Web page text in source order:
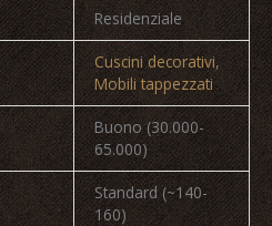
Residenziale
Cuscini decorativi,
Mobili tappezzati
Buono (30.000-
65.000)
Standard (~140-
160)